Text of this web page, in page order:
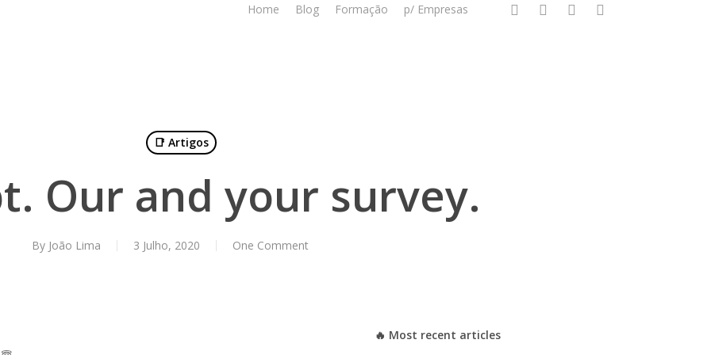
Home Blog Formação p/ Empresas twitter linkedin instagramwhatsapp
📑 Artigos
Our and your survey.
By João Lima 3 Julho, 2020 One Comment
🔥 Most recent articles